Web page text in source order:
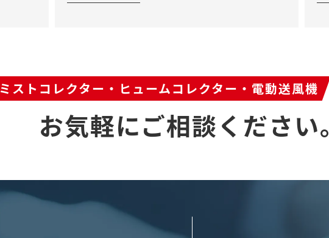
ミストコレクター・ ヒュームコレクター・電動送風機
お気軽にご相談ください。